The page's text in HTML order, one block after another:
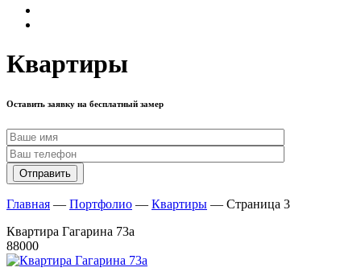
Квартиры
Оставить заявку на бесплатный замер
Главная ― Портфолио ― Квартиры ― Страница 3
Квартира Гагарина 73а
88000